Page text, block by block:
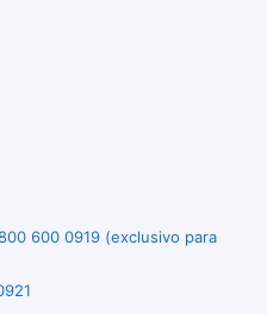
600 0919 (exclusivo para